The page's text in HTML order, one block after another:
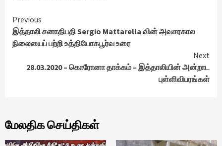
Continue
Reading
Previous
இத்தாலி சனாதிபதி Sergio Mattarella வின் அவசரகால
நிலையைப் பற்றி உத்தியோகபூர்வ உரை
Next
28.03.2020 – கொரோனா தாக்கம் – இத்தாலியின் அன்றாட
புள்ளிவிபரங்கள்
மேலதிக செய்திகள்